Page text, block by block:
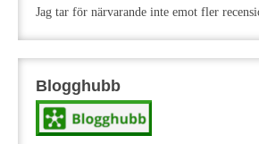
Jag tar för närvarande inte emot fler
Blogghubb